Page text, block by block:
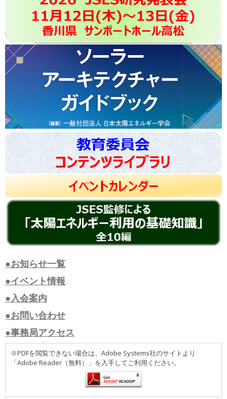
●お知らせ一覧
●イベント情報
●入会案内
●お問い合わせ
●事務局アクセス
※PDFを閲覧できない場合は、Adobe Systems社のサイトより
「Adobe Reader（無料）」を入手してご利用ください。